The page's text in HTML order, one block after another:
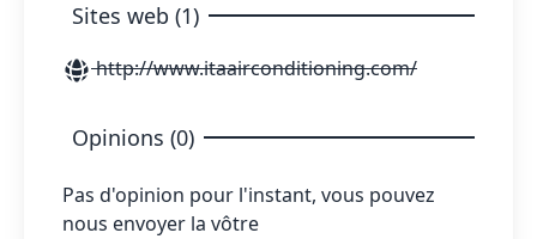
Sites web (1)
http://www.itaairconditioning.com/
Opinions (0)
Pas d'opinion pour l'instant, vous pouvez
nous envoyer la vôtre